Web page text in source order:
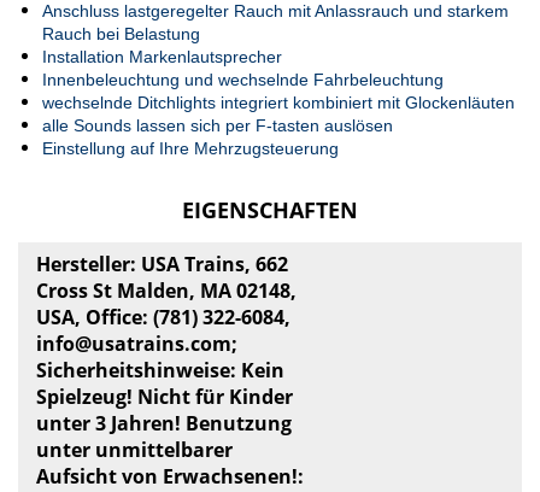
Anschluss lastgeregelter Rauch mit Anlassrauch und starkem
Rauch bei Belastung
Installation Markenlautsprecher
Innenbeleuchtung und wechselnde Fahrbeleuchtung
wechselnde Ditchlights integriert kombiniert mit Glockenläuten
alle Sounds lassen sich per F-tasten auslösen
Einstellung auf Ihre Mehrzugsteuerung
EIGENSCHAFTEN
Hersteller: USA Trains, 662
Cross St Malden, MA 02148,
USA, Office: (781) 322-6084,
info@usatrains.com;
Sicherheitshinweise: Kein
Spielzeug! Nicht für Kinder
unter 3 Jahren! Benutzung
unter unmittelbarer
Aufsicht von Erwachsenen!: